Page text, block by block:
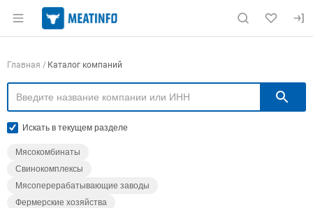
Раздел навигации по сайту meatinfo.ru
Навигация по компаниям
Главная Каталог компаний
Искать в текущем разделе
Мясокомбинаты
Свинокомплексы
Мясоперерабатывающие заводы
Фермерские хозяйства